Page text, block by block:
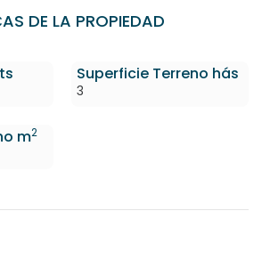
DE LA PROPIEDAD
Superficie Terreno hás
3
m2